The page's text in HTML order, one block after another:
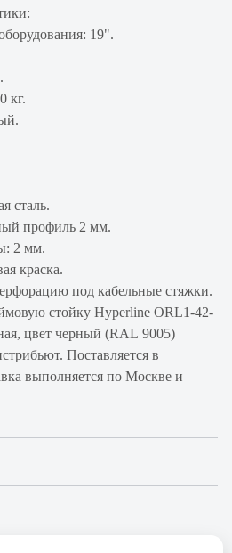
19".
кг.
сталь.
профиль 2 мм.
2 мм.
краска.
под кабельные стяжки.
стойку Hyperline ORL1-42-
цвет черный (RAL 9005)
Поставляется в
выполняется по Москве и